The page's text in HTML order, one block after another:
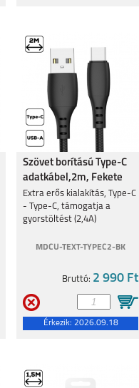
Szövet borítású Type-C
adatkábel,2m, Fekete
Extra erős kialakítás, Type-C
- Type-C, támogatja a
gyorstöltést (2,4A)
MDCU-TEXT-TYPEC2-BK
Bruttó: 2 990 Ft
Érkezik: 2026.09.18